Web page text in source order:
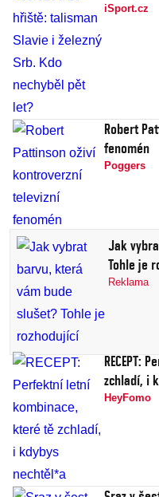
iSport.cz
Robert
fenomén
Poggers
Jak
Tohle je
Reklama
RECEPT:
zchladí, i
HeyFomo